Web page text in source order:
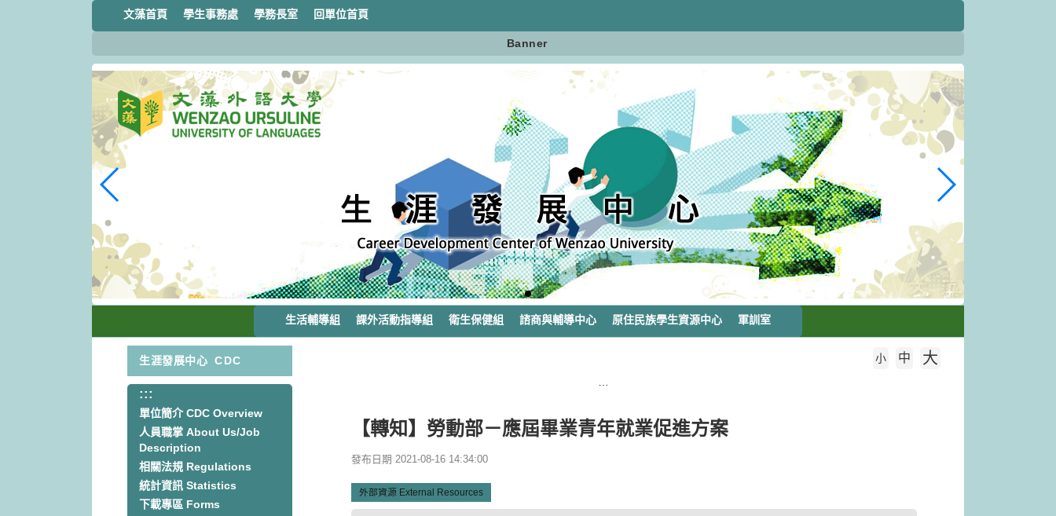
文藻首頁 學生事務處 學務長室 回單位首頁
Banner
生活輔導組 課外活動指導組 衛生保健組 諮商與輔導中心 原住民族學生資源中心 軍訓室
生涯發展中心 CDC
:::
單位簡介 CDC Overview
人員職掌 About Us/Job
Description
相關法規 Regulations
統計資訊 Statistics
下載專區 Forms
小 中 大
【轉知】勞動部－應屆畢業青年就業促進方案
發布日期 2021-08-16 14:34:00
外部資源 External Resources